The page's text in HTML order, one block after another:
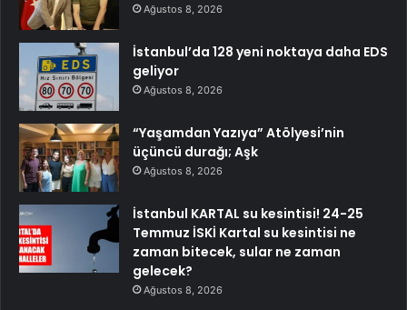
Ağustos 8, 2026
İstanbul’da 128 yeni noktaya daha EDS
geliyor
Ağustos 8, 2026
“Yaşamdan Yazıya” Atölyesi’nin
üçüncü durağı; Aşk
Ağustos 8, 2026
İstanbul KARTAL su kesintisi! 24-25
Temmuz İSKİ Kartal su kesintisi ne
zaman bitecek, sular ne zaman
gelecek?
Ağustos 8, 2026